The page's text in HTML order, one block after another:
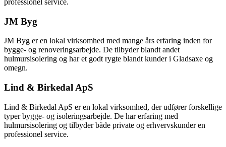
JM Byg
JM Byg er en lokal virksomhed med mange års erfaring inden for
bygge- og renoveringsarbejde. De tilbyder blandt andet
hulmursisolering og har et godt rygte blandt kunder i Gladsaxe og
omegn.
Lind & Birkedal ApS
Lind & Birkedal ApS er en lokal virksomhed, der udfører forskellige
typer bygge- og isoleringsarbejde. De har erfaring med
hulmursisolering og tilbyder både private og erhvervskunder en
professionel service.